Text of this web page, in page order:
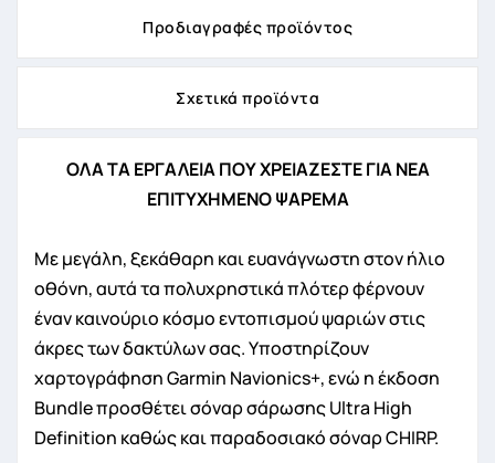
Προδιαγραφές προϊόντος
Σχετικά προϊόντα
ΟΛΑ ΤΑ ΕΡΓΑΛΕΙΑ ΠΟΥ ΧΡΕΙΑΖΕΣΤΕ ΓΙΑ ΝΕΑ
ΕΠΙΤΥΧΗΜΕΝΟ ΨΑΡΕΜΑ
Με μεγάλη, ξεκάθαρη και ευανάγνωστη στον ήλιο
οθόνη, αυτά τα πολυχρηστικά πλότερ φέρνουν
έναν καινούριο κόσμο εντοπισμού ψαριών στις
άκρες των δακτύλων σας. Υποστηρίζουν
χαρτογράφηση Garmin Navionics+, ενώ η έκδοση
Bundle προσθέτει σόναρ σάρωσης Ultra High
Definition καθώς και παραδοσιακό σόναρ CHIRP.